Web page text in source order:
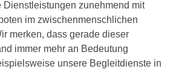
zunehmend mit
im zwischenmenschlichen
merken, dass gerade dieser
immer mehr an Bedeutung
unsere Begleitdienste in